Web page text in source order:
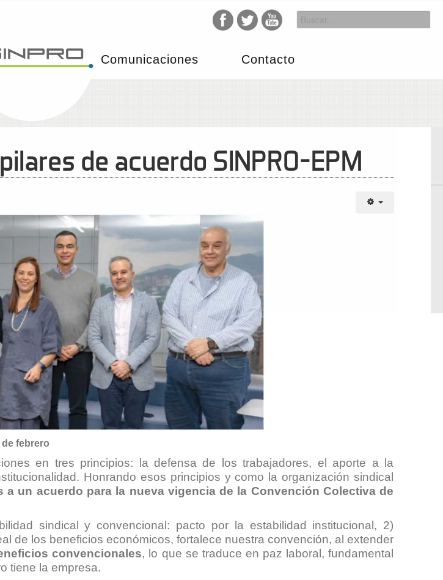
Comunicaciones Contacto
de acuerdo SINPRO-EPM
de febrero
en tres principios: la defensa de los trabajadores, el aporte a la
Honrando esos principios y como la organización sindical
a un acuerdo para la nueva vigencia de la Convención Colectiva de
sindical y convencional: pacto por la estabilidad institucional, 2)
de los beneficios económicos, fortalece nuestra convención, al extender
convencionales, lo que se traduce en paz laboral, fundamental
tiene la empresa.